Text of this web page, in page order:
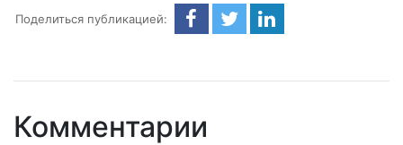
Поделиться публикацией:
Комментарии